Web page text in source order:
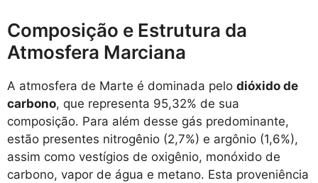
Composição e Estrutura da
Atmosfera Marciana
A atmosfera de Marte é dominada pelo dióxido de
carbono, que representa 95,32% de sua
composição. Para além desse gás predominante,
estão presentes nitrogênio (2,7%) e argônio (1,6%),
assim como vestígios de oxigênio, monóxido de
carbono, vapor de água e metano. Esta proveniência